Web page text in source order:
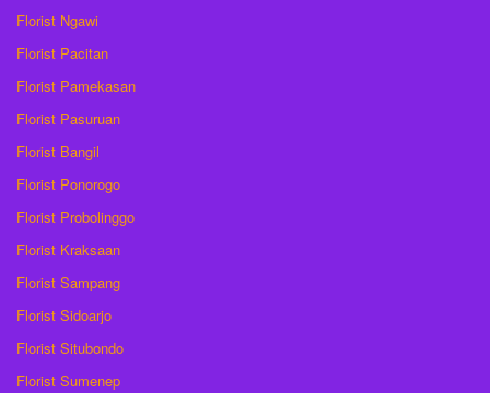
Florist Ngawi
Florist Pacitan
Florist Pamekasan
Florist Pasuruan
Florist Bangil
Florist Ponorogo
Florist Probolinggo
Florist Kraksaan
Florist Sampang
Florist Sidoarjo
Florist Situbondo
Florist Sumenep